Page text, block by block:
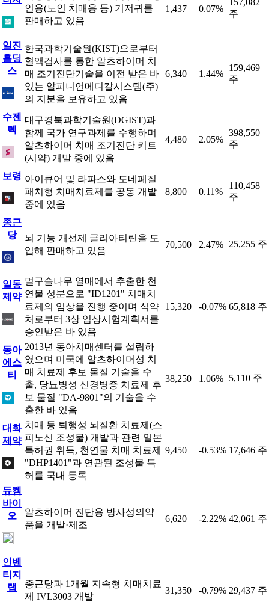
인용(노인 치매용 등) 기저귀를
판매하고 있음
1,437 0.07%
157,082
주
일진
홀딩
스
한국과학기술원(KIST)으로부터
혈액검사를 통한 알츠하이머 치
매 조기진단기술을 이전 받은 바
있는 알피니언메디칼시스템(주)
의 지분을 보유하고 있음
6,340 1.44%
159,469
주
수젠
텍
대구경북과학기술원(DGIST)과
함께 국가 연구과제를 수행하며
알츠하이머 치매 조기진단 키트
(시약) 개발 중에 있음
4,480 2.05%
398,550
주
보령 아이큐어 및 라파스와 도네페질
패치형 치매치료제를 공동 개발
중에 있음
8,800 0.11%
110,458
주
종근
당
뇌 기능 개선제 글리아티린을 도
입해 판매하고 있음
70,500 2.47% 25,255 주
일동
제약
멀구슬나무 열매에서 추출한 천
연물 성분으로 "ID1201" 치매치
료제의 임상을 진행 중이며 식약
처로부터 3상 임상시험계획서를
승인받은 바 있음
15,320 -0.07% 65,818 주
동아
에스
티
2013년 동아치매센터를 설립하
였으며 미국에 알츠하이머성 치
매 치료제 후보 물질 기술을 수
출, 당뇨병성 신경병증 치료제 후
보 물질 "DA-9801"의 기술을 수
출한 바 있음
38,250 1.06% 5,110 주
대화
제약
치매 등 퇴행성 뇌질환 치료제(스
피노신 조성물) 개발과 관련 일본
특허권 취득, 천연물 치매 치료제
"DHP1401"과 연관된 조성물 특
허를 국내 등록
9,450 -0.53% 17,646 주
듀켐
바이
오
알츠하이머 진단용 방사성의약
품을 개발·제조
6,620 -2.22% 42,061 주
인벤
티지
랩
종근당과 1개월 지속형 치매치료
제 IVL3003 개발
31,350 -0.79% 29,437 주